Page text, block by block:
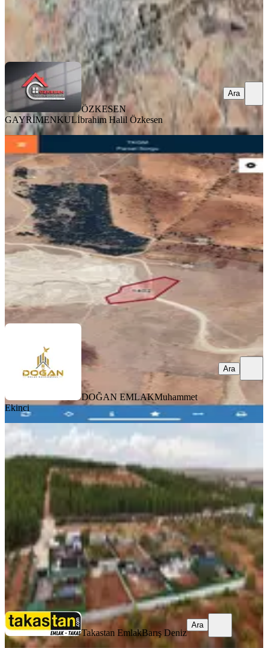
ÖZKESEN GAYRİMENKUL İbrahim Halil Özkesen
ÖZKESEN
GAYRİMENKULİbrahim Halil Özkesen
Ara
Taşlıca Busemde İmara Girmiş 1.050
Metre Hisse Arazi
Şehitkamil, Taşlıca Mahallesi
1050 m² · 1.738/m²· 26.03.2026
1.825.000 ₺1.950.000 ₺
DOĞAN EMLAK Muhammet Ekinci
Ara
DOĞAN EMLAKMuhammet
Ekinci
Ara
Suboğaz Yatırımlık Ve Bağ Evlik
Hazır Satılık Arazi
Şehitkamil, Suboğaz Mahallesi
·16.05.2026
1.950.000 ₺
Takastan Emlak Barış Deniz
Ara
Takastan EmlakBarış Deniz
Ara